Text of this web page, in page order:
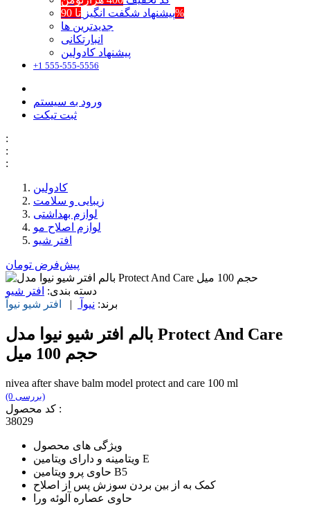
پیشنهاد شگفت انگیزتا 90%
جدیدترین ها
انبارتکانی
پیشنهاد کادولین
+1 555-555-5556
ورود به سیستم
ثبت تیکت
:
:
:
کادولین
زیبایی و سلامت
لوازم بهداشتی
لوازم اصلاح مو
افتر شیو
پیش‌فرض تومان
دسته بندی: افتر شیو
برند: نیوآ | افتر شیو نیوآ
بالم افتر شیو نیوا مدل Protect And Care
حجم 100 میل
nivea after shave balm model protect and care 100 ml
(0 بررسی)
کد محصول :
38029
ویژگی های محصول
ویتامینه و دارای ویتامین E
حاوی پرو ویتامین B5
کمک به از بین بردن سوزش پس از اصلاح
حاوی عصاره آلوئه ورا